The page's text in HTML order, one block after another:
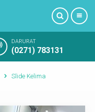
DARURAT
(0271) 783131
Slide Kelima